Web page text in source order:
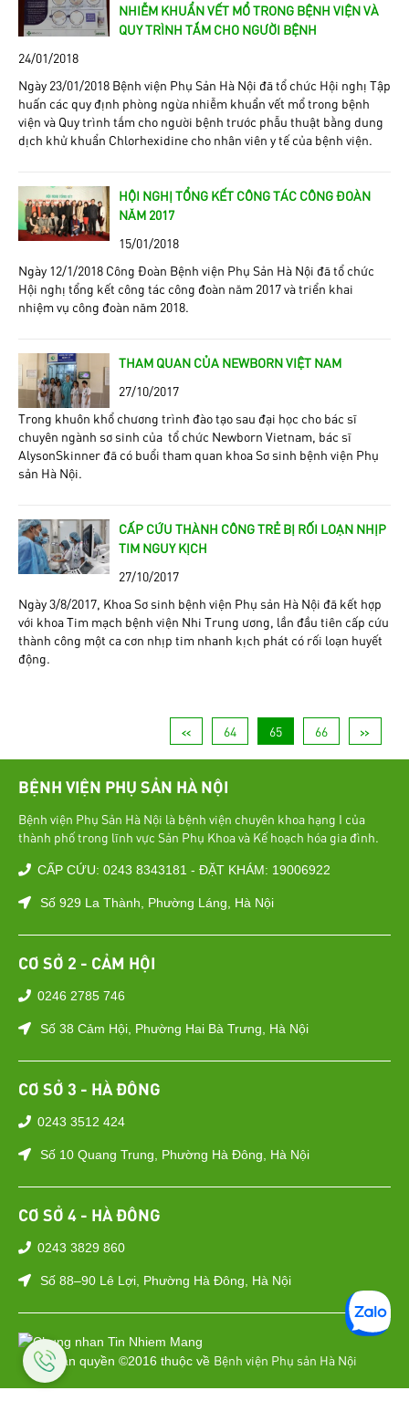
NHIỄM KHUẨN VẾT MỔ TRONG BỆNH VIỆN VÀ
QUY TRÌNH TẮM CHO NGƯỜI BỆNH
24/01/2018
Ngày 23/01/2018 Bệnh viện Phụ Sản Hà Nội đã tổ chức Hội nghị Tập
huấn các quy định phòng ngừa nhiễm khuẩn vết mổ trong bệnh
viện và Quy trình tắm cho người bệnh trước phẫu thuật bằng dung
dịch khử khuẩn Chlorhexidine cho nhân viên y tế của bệnh viện.
HỘI NGHỊ TỔNG KẾT CÔNG TÁC CÔNG ĐOÀN
NĂM 2017
15/01/2018
Ngày 12/1/2018 Công Đoàn Bệnh viện Phụ Sản Hà Nội đã tổ chức
Hội nghị tổng kết công tác công đoàn năm 2017 và triển khai
nhiệm vụ công đoàn năm 2018.
THAM QUAN CỦA NEWBORN VIỆT NAM
27/10/2017
Trong khuôn khổ chương trình đào tạo sau đại học cho bác sĩ
chuyên ngành sơ sinh của tổ chức Newborn Vietnam, bác sĩ
AlysonSkinner đã có buổi tham quan khoa Sơ sinh bệnh viện Phụ
sản Hà Nội.
CẤP CỨU THÀNH CÔNG TRẺ BỊ RỐI LOẠN NHỊP
TIM NGUY KỊCH
27/10/2017
Ngày 3/8/2017, Khoa Sơ sinh bệnh viện Phụ sản Hà Nội đã kết hợp
với khoa Tim mạch bệnh viện Nhi Trung ương, lần đầu tiên cấp cứu
thành công một ca cơn nhịp tim nhanh kịch phát có rối loạn huyết
động.
<< 64 65 66 >>
BỆNH VIỆN PHỤ SẢN HÀ NỘI
Bệnh viện Phụ Sản Hà Nội là bệnh viện chuyên khoa hạng I của
thành phố trong lĩnh vực Sản Phụ Khoa và Kế hoạch hóa gia đình.
CẤP CỨU: 0243 8343181 - ĐẶT KHÁM: 19006922
Số 929 La Thành, Phường Láng, Hà Nội
CƠ SỞ 2 - CẢM HỘI
0246 2785 746
Số 38 Cảm Hội, Phường Hai Bà Trưng, Hà Nội
CƠ SỞ 3 - HÀ ĐÔNG
0243 3512 424
Số 10 Quang Trung, Phường Hà Đông, Hà Nội
CƠ SỞ 4 - HÀ ĐÔNG
0243 3829 860
Số 88–90 Lê Lợi, Phường Hà Đông, Hà Nội
Bản quyền ©2016 thuộc về Bệnh viện Phụ sản Hà Nội